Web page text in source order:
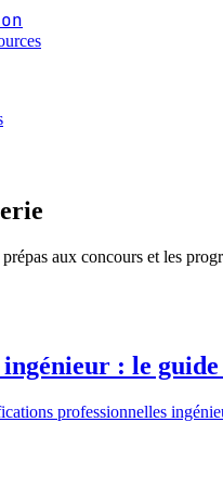
aux concours et les
: le guide
professionnelles